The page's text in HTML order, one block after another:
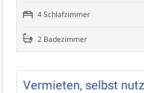
4 Schlafzimmer
2 Badezimmer
Vermieten, selbst